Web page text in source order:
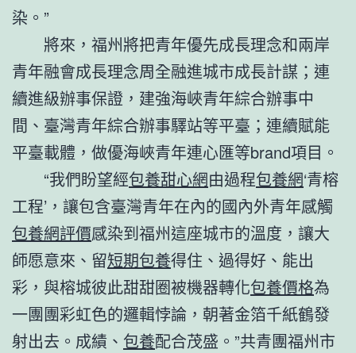
染。”
將來，福州將把青年優先成長理念和兩岸
青年融會成長理念周全融進城市成長計謀；連
續進級辦事保證，建強海峽青年綜合辦事中
間、臺灣青年綜合辦事驛站等平臺；連續賦能
平臺載體，做優海峽青年連心匯等brand項目。
“我們盼望經包養甜心網由過程包養網‘青榕
工程’，讓包含臺灣青年在內的國內外青年感觸
包養網評價感染到福州這座城市的溫度，讓大
師愿意來、留短期包養得住、過得好、能出
彩，與榕城彼此甜甜圈被機器轉化包養價格為
一團團彩虹色的邏輯悖論，朝著金箔千紙鶴發
射出去。成績、 包養配合茂盛。”共青團福州市